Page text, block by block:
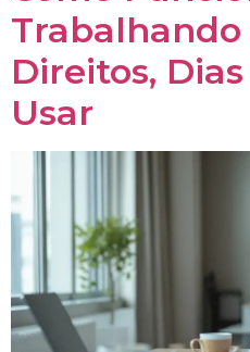
Trabalhando
Direitos,
Usar